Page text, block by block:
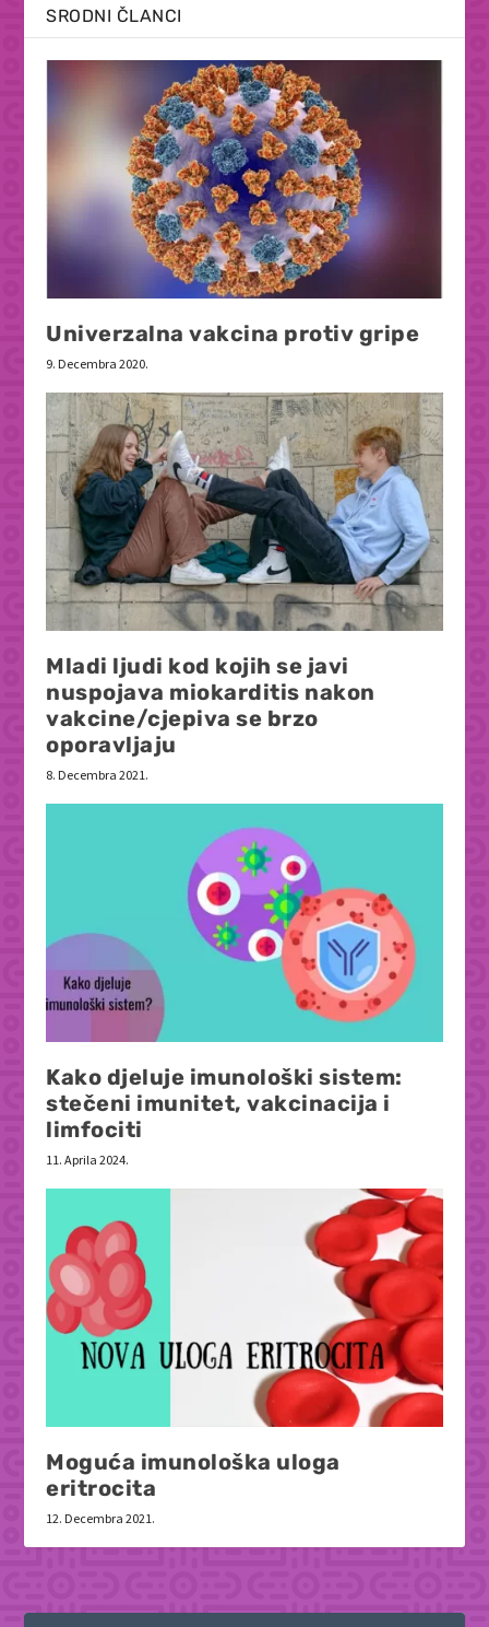
SRODNI ČLANCI
Univerzalna vakcina protiv gripe
9. Decembra 2020.
Mladi ljudi kod kojih se javi
nuspojava miokarditis nakon
vakcine/cjepiva se brzo
oporavljaju
8. Decembra 2021.
Kako djeluje imunološki sistem:
stečeni imunitet, vakcinacija i
limfociti
11. Aprila 2024.
Moguća imunološka uloga
eritrocita
12. Decembra 2021.